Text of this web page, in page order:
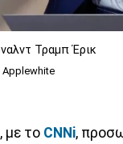
Τραμπ Έρικ
Applewhite
με το CNNi,